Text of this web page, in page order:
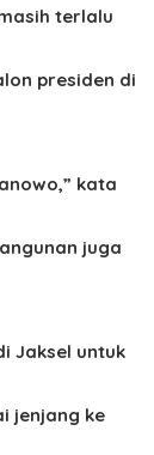
terlalu
presiden di
kata
juga
Jaksel untuk
jenjang ke